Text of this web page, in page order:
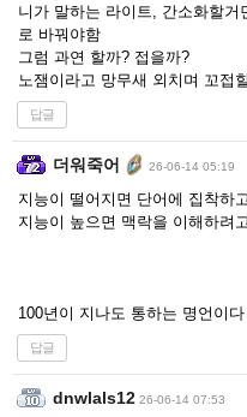
니가 말하는 라이트, 간소화할
로 바꿔야함
그럼 과연 할까? 접을까?
노잼이라고 망무새 외치며 꼬접
답글
더워죽어 26-06-14 05:19
지능이 떨어지면 단어에 집착하고
지능이 높으면 맥락을 이해하려
100년이 지나도 통하는 명언이다
답글
dnwlals12 26-06-14 07:53